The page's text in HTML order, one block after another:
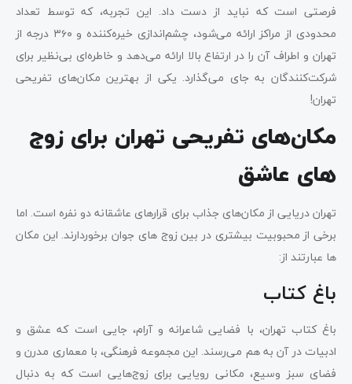
فرصتی است که نباید از دست داد. این تجربه، که توسط تعداد
محدودی از مراکز ارائه می‌شود، چشم‌اندازی خیره‌کننده و ۳۶۰ درجه از
تهران و اطراف آن را در ارتفاع بالا ارائه می‌دهد و خاطره‌ای بی‌نظیر برای
شرکت‌کنندگان به جای می‌گذارد. یکی از بهترین مکان‌های تفریحی
تهران!
مکان‌های تفریحی تهران برای زوج
های عاشق
تهران دریایی از مکان‌های جذاب برای قرارهای عاشقانه دو نفره است. اما
برخی از محبوبیت بیشتری در بین زوج های جوان برخوردارند. این مکان
ها عبارتند از:
باغ کتاب
باغ کتاب تهران، با فضایی شاعرانه و آرام، جایی است که عشق و
ادبیات در آن به هم می‌رسند. این مجموعه فرهنگی، با معماری مدرن و
فضای سبز وسیع، مکانی رویایی برای زوج‌هایی است که به دنبال